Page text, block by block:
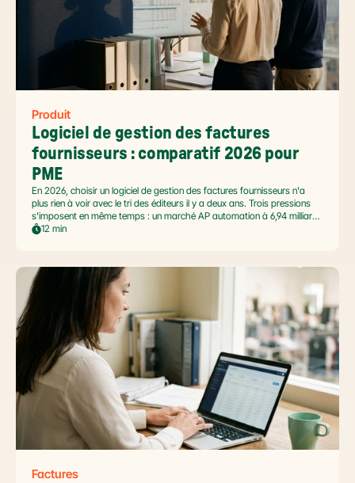
Produit
Logiciel de gestion des factures
fournisseurs : comparatif 2026 pour
PME
En 2026, choisir un logiciel de gestion des factures fournisseurs n'a
plus rien à voir avec le tri des éditeurs il y a deux ans. Trois pressions
s'imposent en même temps : un marché AP automation à 6,94 milliards
USD en pleine accélération, une réforme facture électronique 2026 qui
de traitement, selon Forrester 2026). Ce comparatif passe en revue 8
outils pertinents pour les PME françaises et le positionnement de Libeo
dans ce paysage en mouvement.
12 min
Factures